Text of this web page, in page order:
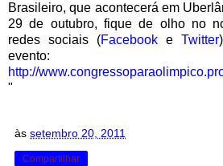
Brasileiro, que acontecerá em
29 de outubro, fique de olho no
redes sociais (Facebooke Twitter
evento:
http://
"
às setembro 20, 2011
Compartilhar